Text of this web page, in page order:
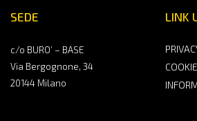
SEDE
c/o BURO’ – BASE
Via Bergognone, 34
20144 Milano
LINK